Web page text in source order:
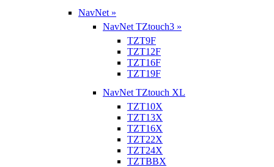
NavNet »
NavNet TZtouch3 »
TZT9F
TZT12F
TZT16F
TZT19F
NavNet TZtouch XL
TZT10X
TZT13X
TZT16X
TZT22X
TZT24X
TZTBBX